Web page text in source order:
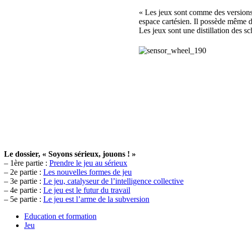
« Les jeux sont comme des
espace cartésien. Il possède même
Les jeux sont une distillation des
Le dossier, « Soyons sérieux, jouons ! »
– 1ère partie : Prendre le jeu au sérieux
– 2e partie : Les nouvelles formes de jeu
– 3e partie : Le jeu, catalyseur de l’intelligence collective
– 4e partie : Le jeu est le futur du travail
– 5e partie : Le jeu est l’arme de la subversion
Education et formation
Jeu